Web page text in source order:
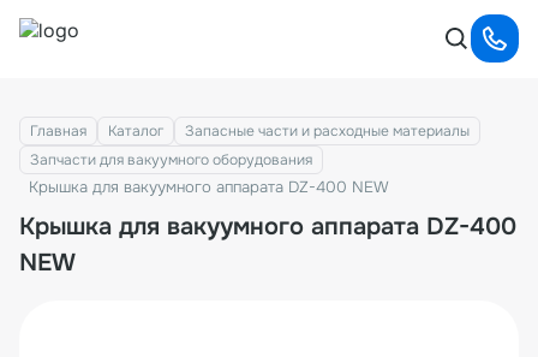
Главная Каталог
Запасные части и расходные материалы
Запчасти для вакуумного оборудования
Крышка для вакуумного аппарата DZ-400 NEW
Крышка для вакуумного аппарата DZ-400
NEW